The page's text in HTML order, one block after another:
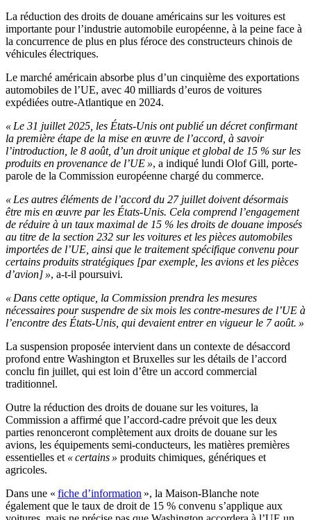
La réduction des droits de douane américains sur les voitures est
importante pour l’industrie automobile européenne, à la peine face à
la concurrence de plus en plus féroce des constructeurs chinois de
véhicules électriques.
Le marché américain absorbe plus d’un cinquième des exportations
automobiles de l’UE, avec 40 milliards d’euros de voitures
expédiées outre-Atlantique en 2024.
« Le 31 juillet 2025, les États-Unis ont publié un décret confirmant
la première étape de la mise en œuvre de l’accord, à savoir
l’introduction, le 8 août, d’un droit unique et global de 15 % sur les
produits en provenance de l’UE », a indiqué lundi Olof Gill, porte-
parole de la Commission européenne chargé du commerce.
« Les autres éléments de l’accord du 27 juillet doivent désormais
être mis en œuvre par les États-Unis. Cela comprend l’engagement
de réduire à un taux maximal de 15 % les droits de douane imposés
au titre de la section 232 sur les voitures et les pièces automobiles
importées de l’UE, ainsi que le traitement spécifique convenu pour
certains produits stratégiques [par exemple, les avions et les pièces
d’avion] », a-t-il poursuivi.
« Dans cette optique, la Commission prendra les mesures
nécessaires pour suspendre de six mois les contre-mesures de l’UE à
l’encontre des États-Unis, qui devaient entrer en vigueur le 7 août. »
La suspension proposée intervient dans un contexte de désaccord
profond entre Washington et Bruxelles sur les détails de l’accord
conclu fin juillet, qui est loin d’être un accord commercial
traditionnel.
Outre la réduction des droits de douane sur les voitures, la
Commission a affirmé que l’accord-cadre prévoit que les deux
parties renonceront complètement aux droits de douane sur les
avions, les équipements semi-conducteurs, les matières premières
essentielles et « certains » produits chimiques, génériques et
agricoles.
Dans une « fiche d’information », la Maison-Blanche note
également que le taux de droit de 15 % convenu s’applique aux